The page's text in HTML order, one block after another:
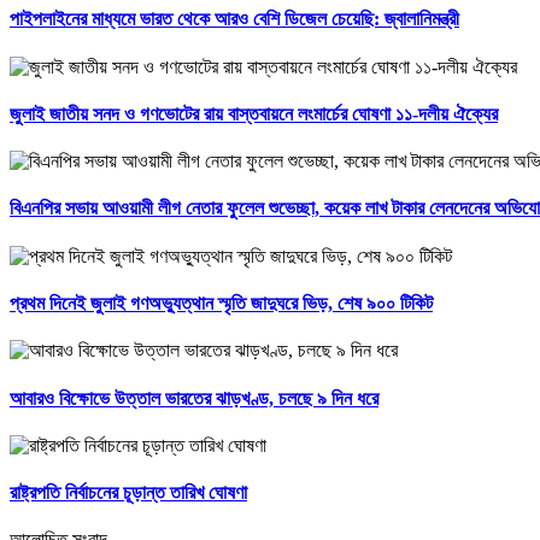
পাইপলাইনের মাধ্যমে ভারত থেকে আরও বেশি ডিজেল চেয়েছি: জ্বালানিমন্ত্রী
জুলাই জাতীয় সনদ ও গণভোটের রায় বাস্তবায়নে লংমার্চের ঘোষণা ১১-দলীয় ঐক্যের
বিএনপির সভায় আওয়ামী লীগ নেতার ফুলেল শুভেচ্ছা, কয়েক লাখ টাকার লেনদেনের
প্রথম দিনেই জুলাই গণঅভ্যুত্থান স্মৃতি জাদুঘরে ভিড়, শেষ ৯০০ টিকিট
আবারও বিক্ষোভে উত্তাল ভারতের ঝাড়খণ্ড, চলছে ৯ দিন ধরে
রাষ্ট্রপতি নির্বাচনের চূড়ান্ত তারিখ ঘোষণা